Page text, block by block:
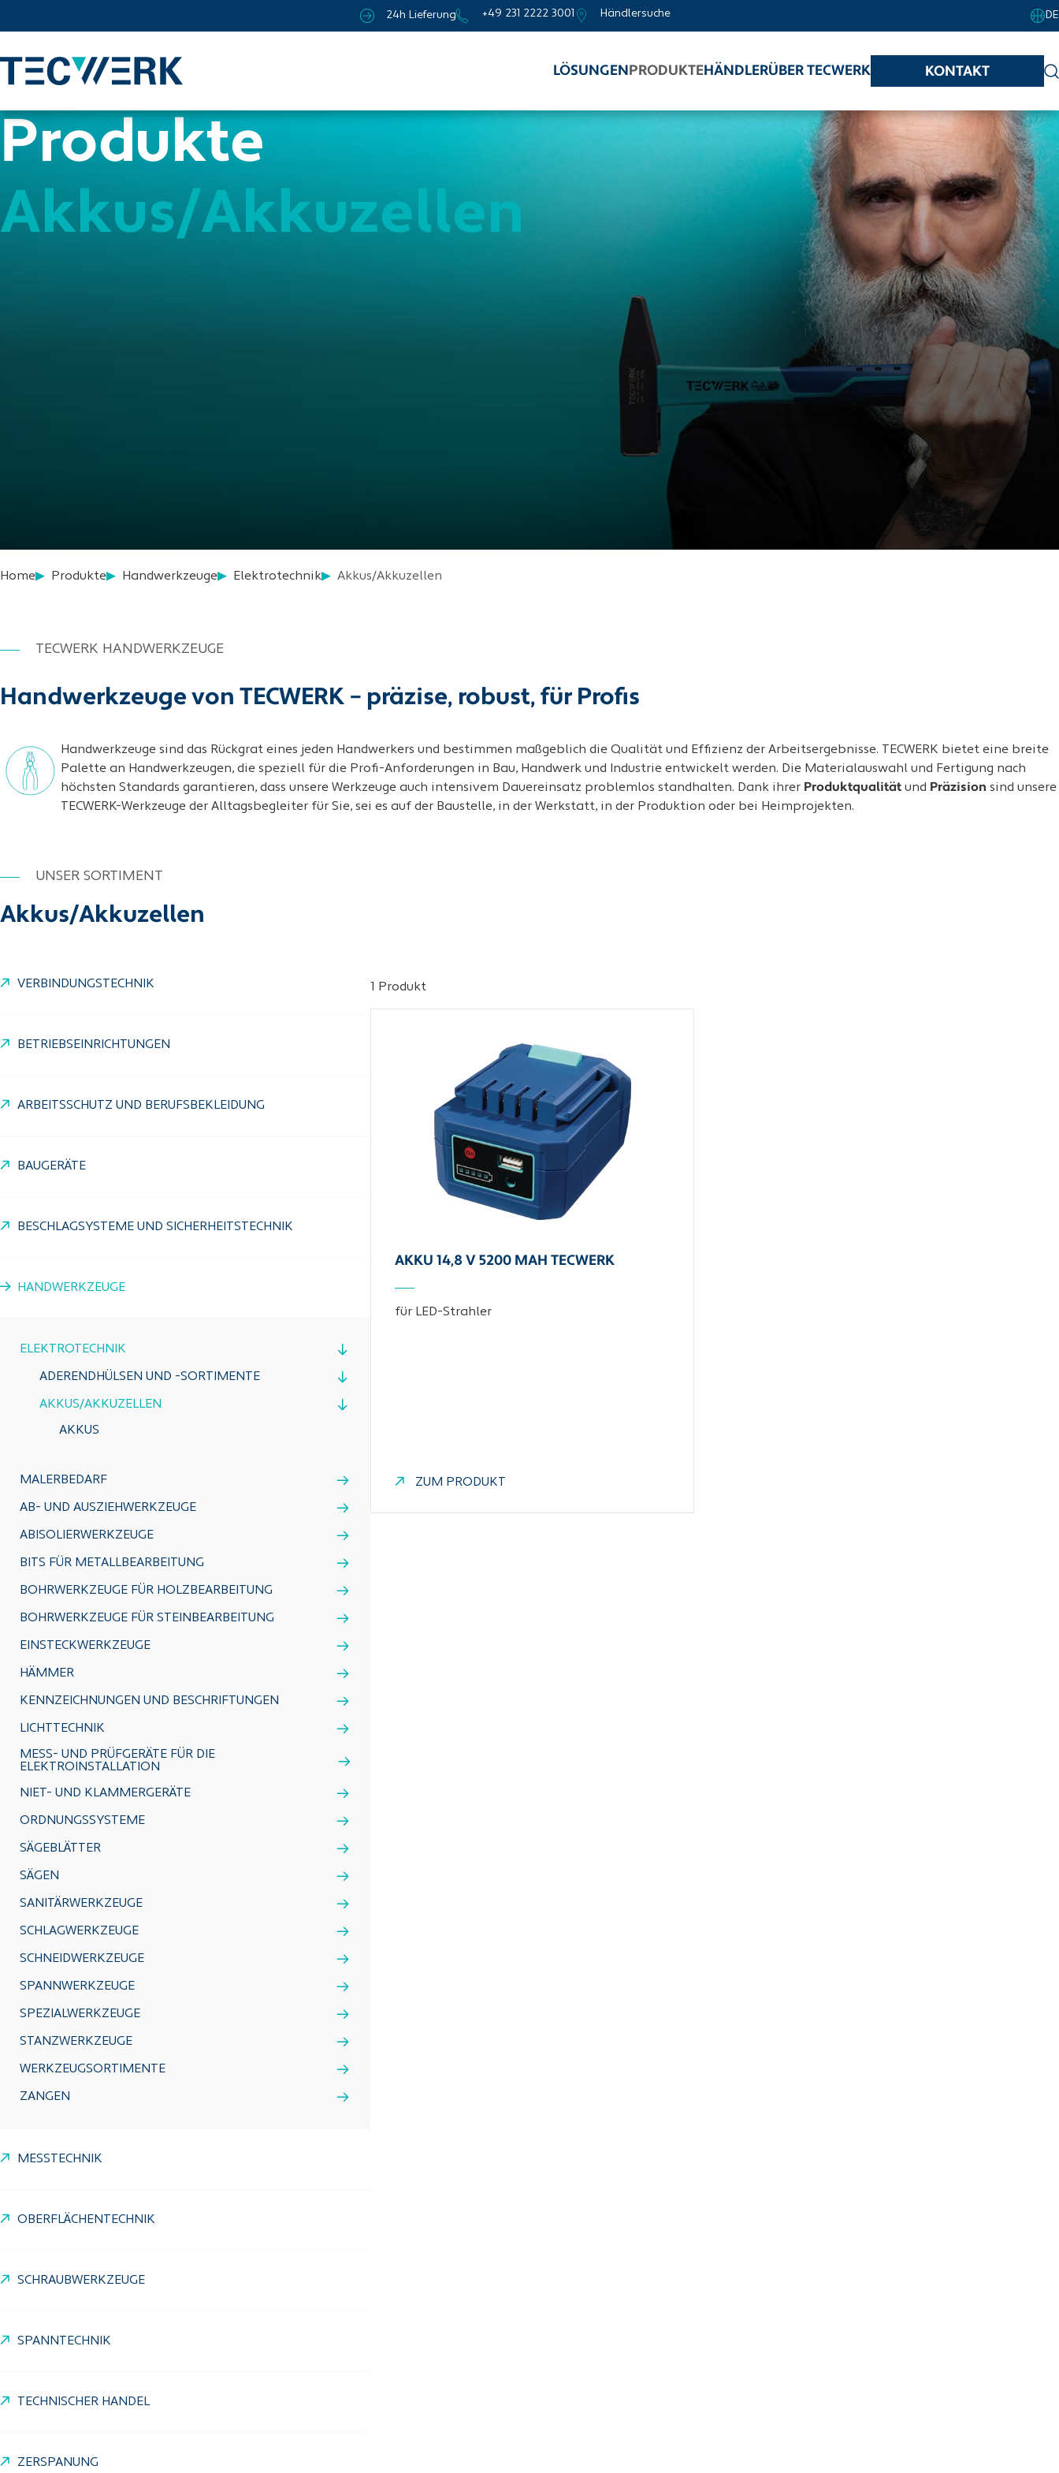
24h Lieferung +49 231 2222 3001 Händlersuche DE
LÖSUNGEN PRODUKTEHÄNDLERÜBER TECWERK KONTAKT
Produkte
Akkus/Akkuzellen
Home Produkte Handwerkzeuge Elektrotechnik Akkus/Akkuzellen
Handwerkzeuge von TECWERK – präzise, robust, für Profis
TECWERK HANDWERKZEUGE
Handwerkzeuge sind das Rückgrat eines jeden Handwerkers und bestimmen maßgeblich die Qualität und Effizienz der Arbeitsergebnisse. TECWERK bietet eine breite
Palette an Handwerkzeugen, die speziell für die Profi-Anforderungen in Bau, Handwerk und Industrie entwickelt werden. Die Materialauswahl und Fertigung nach
höchsten Standards garantieren, dass unsere Werkzeuge auch intensivem Dauereinsatz problemlos standhalten. Dank ihrer Produktqualität und Präzision sind unsere
TECWERK-Werkzeuge der Alltagsbegleiter für Sie, sei es auf der Baustelle, in der Werkstatt, in der Produktion oder bei Heimprojekten.
UNSER SORTIMENT
Akkus/Akkuzellen
VERBINDUNGSTECHNIK
BETRIEBSEINRICHTUNGEN
ARBEITSSCHUTZ UND BERUFSBEKLEIDUNG
BAUGERÄTE
BESCHLAGSYSTEME UND SICHERHEITSTECHNIK
HANDWERKZEUGE
ELEKTROTECHNIK
ADERENDHÜLSEN UND -SORTIMENTE
AKKUS/AKKUZELLEN
AKKUS
MALERBEDARF
AB- UND AUSZIEHWERKZEUGE
ABISOLIERWERKZEUGE
BITS FÜR METALLBEARBEITUNG
BOHRWERKZEUGE FÜR HOLZBEARBEITUNG
BOHRWERKZEUGE FÜR STEINBEARBEITUNG
EINSTECKWERKZEUGE
HÄMMER
KENNZEICHNUNGEN UND BESCHRIFTUNGEN
LICHTTECHNIK
MESS- UND PRÜFGERÄTE FÜR DIE
ELEKTROINSTALLATION
NIET- UND KLAMMERGERÄTE
ORDNUNGSSYSTEME
SÄGEBLÄTTER
SÄGEN
SANITÄRWERKZEUGE
SCHLAGWERKZEUGE
SCHNEIDWERKZEUGE
SPANNWERKZEUGE
SPEZIALWERKZEUGE
STANZWERKZEUGE
WERKZEUGSORTIMENTE
ZANGEN
MESSTECHNIK
OBERFLÄCHENTECHNIK
SCHRAUBWERKZEUGE
SPANNTECHNIK
TECHNISCHER HANDEL
ZERSPANUNG
1 Produkt
AKKU 14,8 V 5200 MAH TECWERK
für LED-Strahler
ZUM PRODUKT